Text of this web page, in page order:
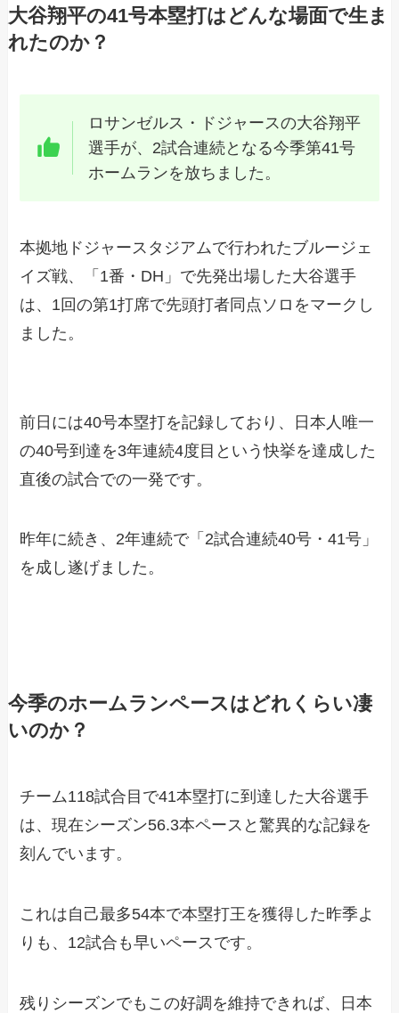
大谷翔平の41号本塁打はどんな場面で生ま
れたのか？
ロサンゼルス・ドジャースの大谷翔平
選手が、2試合連続となる今季第41号
ホームランを放ちました。
本拠地ドジャースタジアムで行われたブルージェ
イズ戦、「1番・DH」で先発出場した大谷選手
は、1回の第1打席で先頭打者同点ソロをマークし
ました。
前日には40号本塁打を記録しており、日本人唯一
の40号到達を3年連続4度目という快挙を達成した
直後の試合での一発です。
昨年に続き、2年連続で「2試合連続40号・41号」
を成し遂げました。
今季のホームランペースはどれくらい凄
いのか？
チーム118試合目で41本塁打に到達した大谷選手
は、現在シーズン56.3本ペースと驚異的な記録を
刻んでいます。
これは自己最多54本で本塁打王を獲得した昨季よ
りも、12試合も早いペースです。
残りシーズンでもこの好調を維持できれば、日本